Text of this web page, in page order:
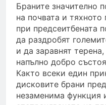
Браните значително
на почвата и
при предсеитбената
да раздробят
и да заравнят
напълно добро
Както всеки един
дисковите брани
незаменима функция